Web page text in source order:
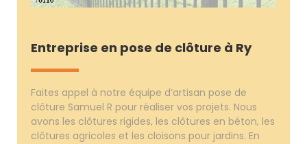
Entreprise en pose de clôture à Ry
Faites appel à notre équipe d’artisan pose de
clôture Samuel R pour réaliser vos projets. Nous
avons les clôtures rigides, les clôtures en béton, les
clôtures agricoles et les cloisons pour jardins. En